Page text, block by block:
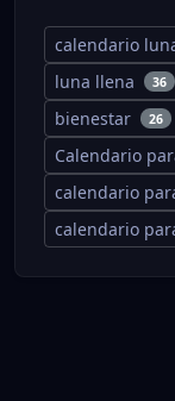
calendario
luna llena 36
bienestar 26
Calendario
calendario
calendario